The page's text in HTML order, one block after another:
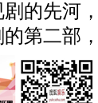
的先河
第二部